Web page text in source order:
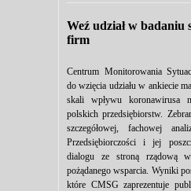
Weź udział w badaniu
firm
Centrum Monitorowania
do wzięcia udziału w ankiecie
skali wpływu koronawirusa
polskich przedsiębiorstw.
szczegółowej, fachowej
Przedsiębiorczości i jej
dialogu ze stroną rządową
pożądanego wsparcia. Wyniki
które CMSG zaprezentuje